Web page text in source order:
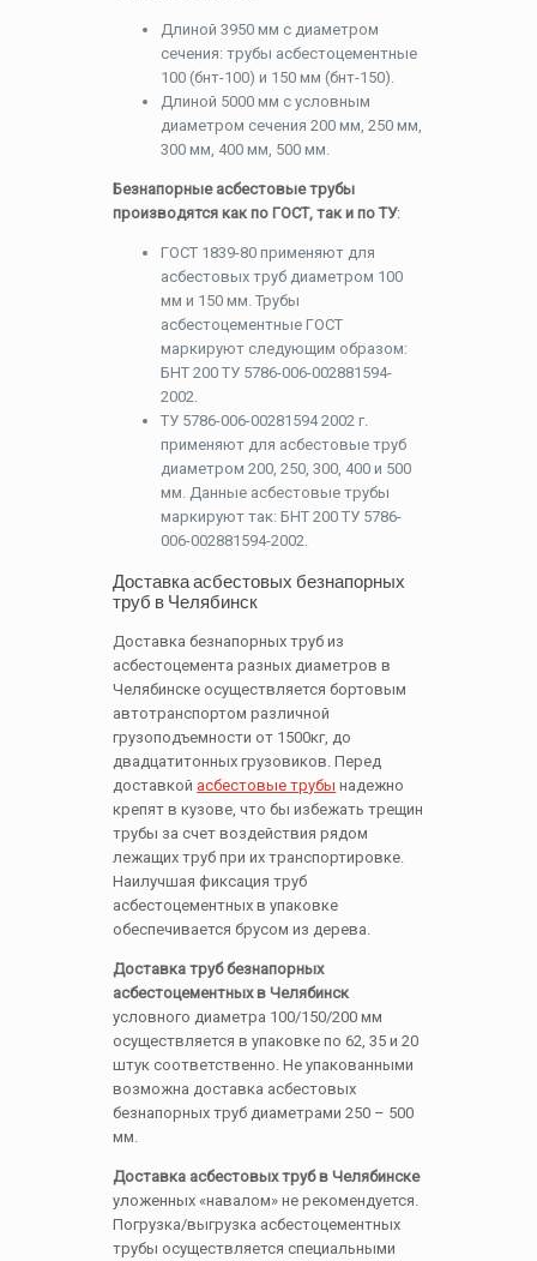
Длиной 3950 мм с диаметром
сечения: трубы асбестоцементные
100 (бнт-100) и 150 мм (бнт-150).
Длиной 5000 мм с условным
диаметром сечения 200 мм, 250 мм,
300 мм, 400 мм, 500 мм.
Безнапорные асбестовые трубы
производятся как по ГОСТ, так и по ТУ:
ГОСТ 1839-80 применяют для
асбестовых труб диаметром 100
мм и 150 мм. Трубы
асбестоцементные ГОСТ
маркируют следующим образом:
БНТ 200 ТУ 5786-006-002881594-
2002.
ТУ 5786-006-00281594 2002 г.
применяют для асбестовые труб
диаметром 200, 250, 300, 400 и 500
мм. Данные асбестовые трубы
маркируют так: БНТ 200 ТУ 5786-
006-002881594-2002.
Доставка асбестовых безнапорных
труб в Челябинск
Доставка безнапорных труб из
асбестоцемента разных диаметров в
Челябинске осуществляется бортовым
автотранспортом различной
грузоподъемности от 1500кг, до
двадцатитонных грузовиков. Перед
доставкой асбестовые трубы надежно
крепят в кузове, что бы избежать трещин
трубы за счет воздействия рядом
лежащих труб при их транспортировке.
Наилучшая фиксация труб
асбестоцементных в упаковке
обеспечивается брусом из дерева.
Доставка труб безнапорных
асбестоцементных в Челябинск
условного диаметра 100/150/200 мм
осуществляется в упаковке по 62, 35 и 20
штук соответственно. Не упакованными
возможна доставка асбестовых
безнапорных труб диаметрами 250 – 500
мм.
Доставка асбестовых труб в Челябинске
уложенных «навалом» не рекомендуется.
Погрузка/выгрузка асбестоцементных
трубы осуществляется специальными